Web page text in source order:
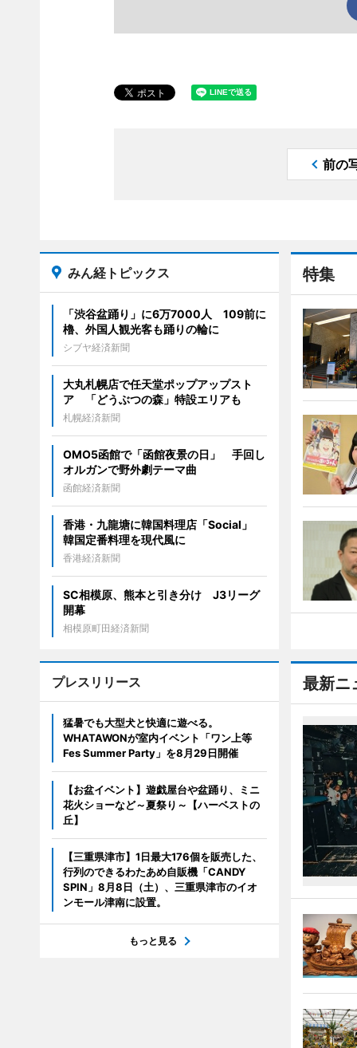
前の
特集
最新ニ
みん経トピックス
「渋谷盆踊り」に6万7000人 109前に
櫓、外国人観光客も踊りの輪に
シブヤ経済新聞
大丸札幌店で任天堂ポップアップスト
ア 「どうぶつの森」特設エリアも
札幌経済新聞
OMO5函館で「函館夜景の日」 手回し
オルガンで野外劇テーマ曲
函館経済新聞
香港・九龍塘に韓国料理店「Social」
韓国定番料理を現代風に
香港経済新聞
SC相模原、熊本と引き分け J3リーグ
開幕
相模原町田経済新聞
プレスリリース
猛暑でも大型犬と快適に遊べる。
WHATAWONが室内イベント「ワン上等
Fes Summer Party」を8月29日開催
【お盆イベント】遊戯屋台や盆踊り、ミニ
花火ショーなど～夏祭り～【ハーベストの
丘】
【三重県津市】1日最大176個を販売した、
行列のできるわたあめ自販機「CANDY
SPIN」8月8日（土）、三重県津市のイオ
ンモール津南に設置。
もっと見る